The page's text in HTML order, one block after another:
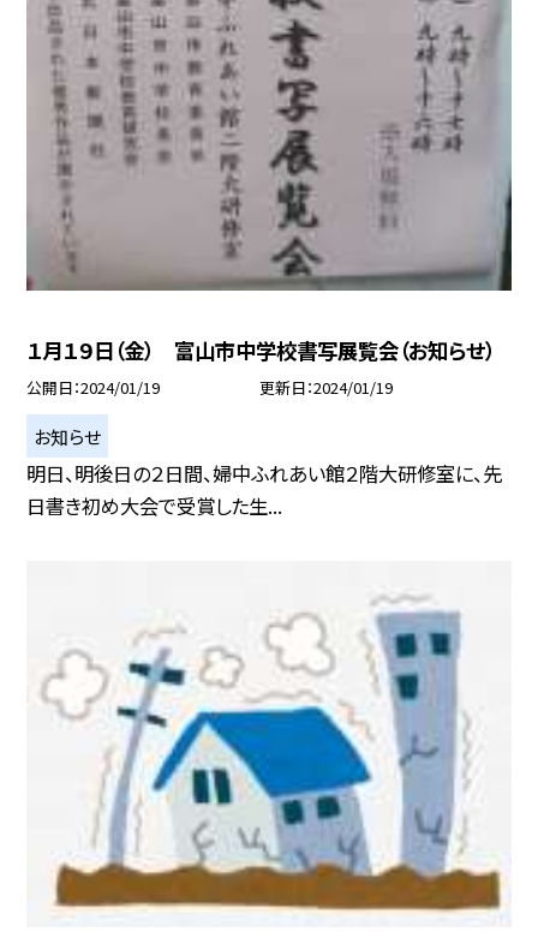
１月１９日（金） 富山市中学校書写展覧会（お知らせ）
公開日 2024/01/19 更新日 2024/01/19
お知らせ
明日、明後日の２日間、婦中ふれあい館２階大研修室に、先
日書き初め大会で受賞した生...